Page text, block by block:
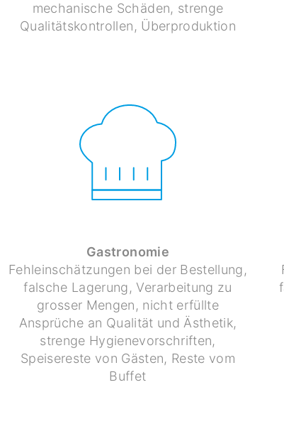
mechanische Schäden, strenge
Qualitätskontrollen, Überproduktion
Gastronomie
Fehleinschätzungen bei der Bestellung,
falsche Lagerung, Verarbeitung zu
grosser Mengen, nicht erfüllte
Ansprüche an Qualität und Ästhetik,
strenge Hygienevorschriften,
Speisereste von Gästen, Reste vom
Buffet